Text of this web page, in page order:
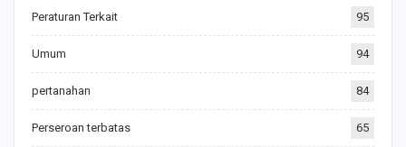
Peraturan Terkait 95
Umum 94
pertanahan 84
Perseroan terbatas 65